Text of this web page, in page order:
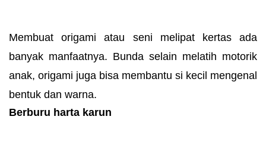
Membuat origami atau seni melipat kertas ada
banyak manfaatnya. Bunda selain melatih motorik
anak, origami juga bisa membantu si kecil mengenal
bentuk dan warna.
Berburu harta karun